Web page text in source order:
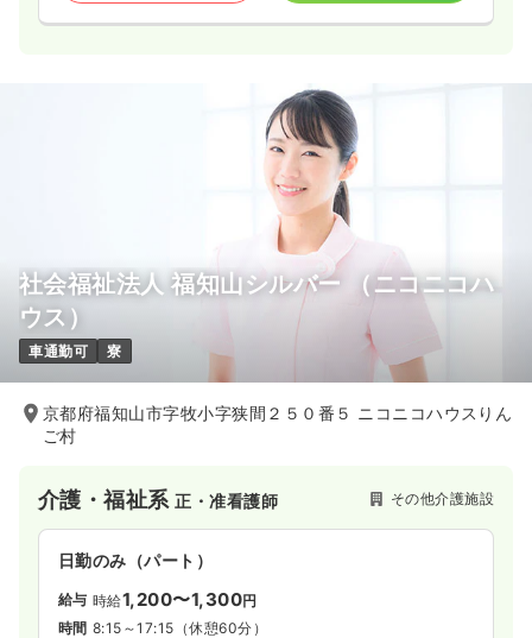
社会福祉法人 福知山シルバー （ニコニコハ
ウス）
車通勤可 寮
京都府福知山市字牧小字狭間２５０番５ ニコニコハウスりん
ご村
介護・福祉系正・准看護師 その他介護施設
日勤のみ（パート）
給与 時給1,200〜1,300円
時間 8:15～17:15 （休憩60分）